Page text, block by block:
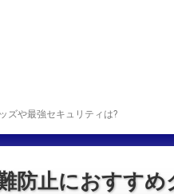
ズや最強セキュリティは?
防止におすすめ